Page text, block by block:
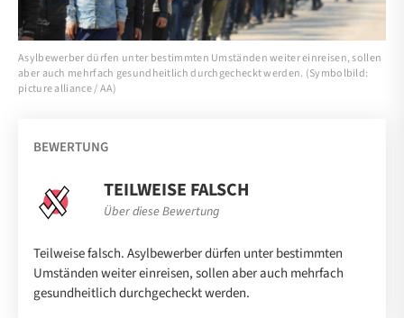
Asylbewerber dürfen unter bestimmten Umständen weiter einreisen, sollen
aber auch mehrfach gesundheitlich durchgecheckt werden. (Symbolbild:
picture alliance / AA)
BEWERTUNG
TEILWEISE FALSCH
Über diese Bewertung
Teilweise falsch. Asylbewerber dürfen unter bestimmten
Umständen weiter einreisen, sollen aber auch mehrfach
gesundheitlich durchgecheckt werden.